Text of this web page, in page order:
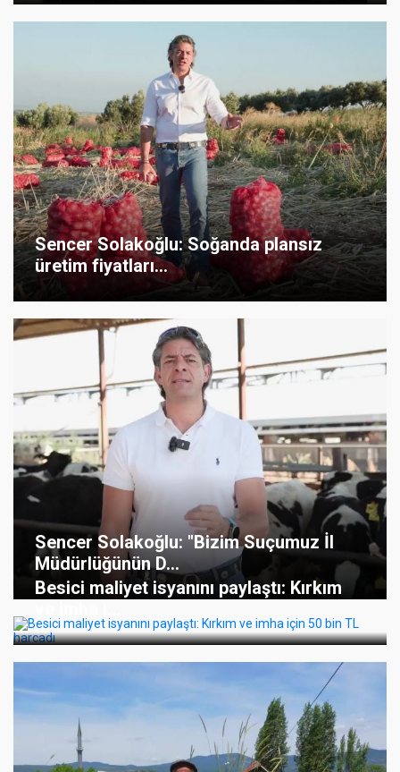
Sencer Solakoğlu: Soğanda plansız
üretim fiyatları...
Sencer Solakoğlu: "Bizim Suçumuz İl
Müdürlüğünün D...
Besici maliyet isyanını paylaştı: Kırkım